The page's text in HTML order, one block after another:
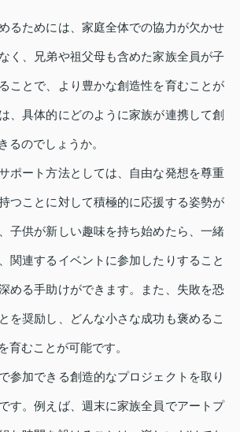
るためには、家庭全体での協力が欠かせ
く、兄弟や祖父母も含めた家族全員が子
ことで、より豊かな創造性を育むことが
、具体的にどのように家族が連携して創
るのでしょうか。
ポート方法としては、自由な発想を尊重
つことに対して積極的に応援する姿勢が
子供が新しい趣味を持ち始めたら、一緒
関連するイベントに参加したりすること
める手助けができます。また、失敗を恐
を奨励し、どんな小さな成功も褒めるこ
育むことが可能です。
参加できる創造的なプロジェクトを取り
す。例えば、週末に家族全員でアートプ